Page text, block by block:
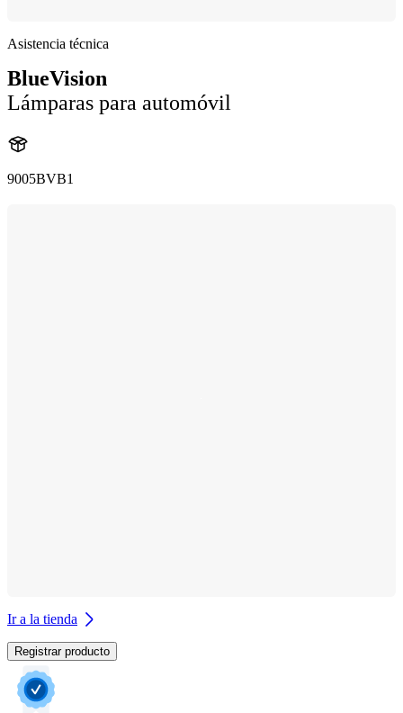
Asistencia técnica
BlueVision
Lámparas para automóvil
9005BVB1
Ir a la tienda
Registrar producto